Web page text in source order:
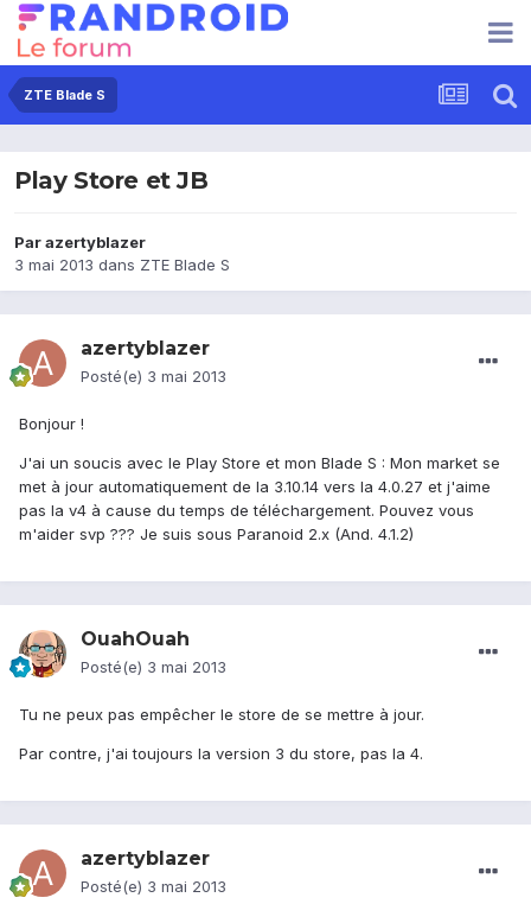
ZTE Blade S
Play Store et JB
Parazertyblazer
3 mai 2013 dans ZTE Blade S
azertyblazer
Posté(e) 3 mai 2013
Bonjour !
J'ai un soucis avec le Play Store et mon Blade S : Mon market se
met à jour automatiquement de la 3.10.14 vers la 4.0.27 et j'aime
pas la v4 à cause du temps de téléchargement. Pouvez vous
m'aider svp ??? Je suis sous Paranoid 2.x (And. 4.1.2)
OuahOuah
Posté(e) 3 mai 2013
Tu ne peux pas empêcher le store de se mettre à jour.
Par contre, j'ai toujours la version 3 du store, pas la 4.
azertyblazer
Posté(e) 3 mai 2013